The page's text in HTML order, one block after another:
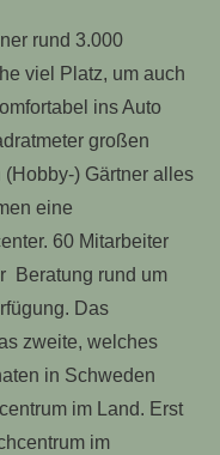
rund 3.000
viel Platz, um auch
ins Auto
großen
) Gärtner alles
eine
60 Mitarbeiter
Beratung rund um
Das
zweite, welches
in Schweden
im Land. Erst
im